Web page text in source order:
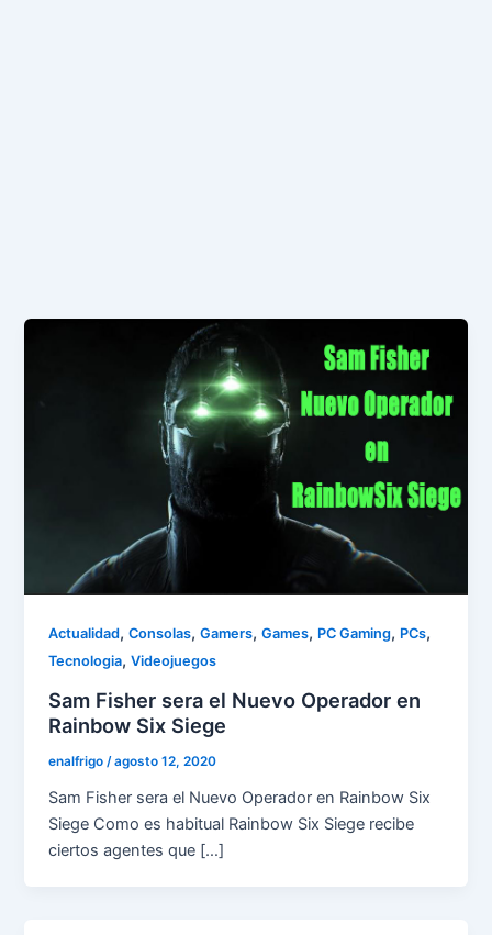
Actualidad,Consolas,Gamers,Games, PC Gaming, PCs,
Tecnologia,Videojuegos
Sam Fisher sera el Nuevo Operador en
Rainbow Six Siege
enalfrigo /agosto 12, 2020
Sam Fisher sera el Nuevo Operador en Rainbow Six
Siege Como es habitual Rainbow Six Siege recibe
ciertos agentes que […]